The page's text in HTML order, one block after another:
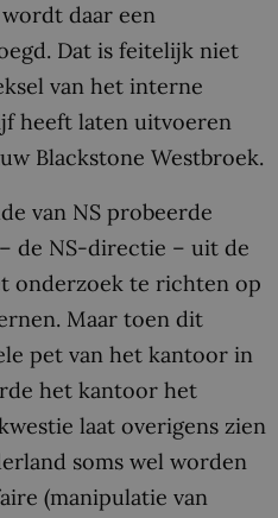
daar een
Dat is feitelijk niet
van het interne
heeft laten uitvoeren
Blackstone Westbroek.
van NS probeerde
de NS-directie – uit de
onderzoek te richten op
Maar toen dit
pet van het kantoor in
het kantoor het
laat overigens zien
soms wel worden
(manipulatie van